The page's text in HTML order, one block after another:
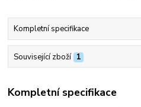
Kompletní specifikace
Související zboží 1
Kompletní specifikace